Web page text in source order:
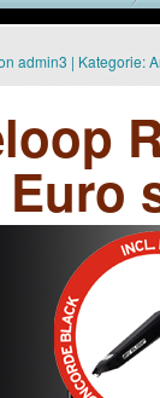
admin3 | Kategorie:
Euro